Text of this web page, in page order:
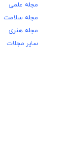
مجله علمی
مجله سلامت
مجله هنری
سایر مجلات